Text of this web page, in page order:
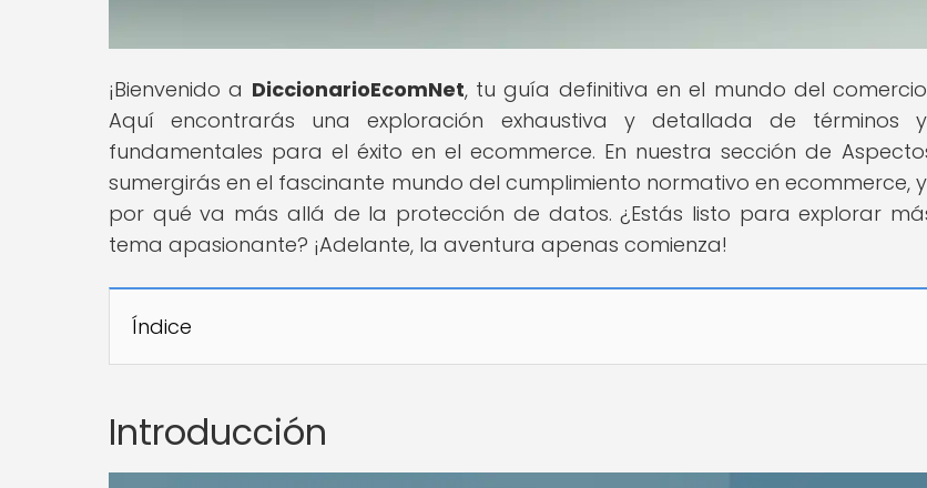
¡Bienvenido a DiccionarioEcomNet, tu guía definitiva en el mundo del
Aquí encontrarás una exploración exhaustiva y detallada de términos
fundamentales para el éxito en el ecommerce. En nuestra sección de
sumergirás en el fascinante mundo del cumplimiento normativo en ecommerce,
por qué va más allá de la protección de datos. ¿Estás listo para explorar
tema apasionante? ¡Adelante, la aventura apenas comienza!
Índice
Introducción